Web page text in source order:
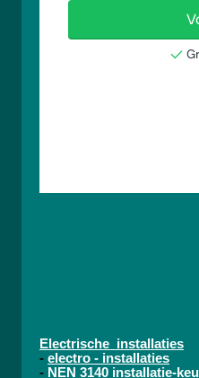
Electrische installaties
- electro - installaties
- NEN 3140 installatie-